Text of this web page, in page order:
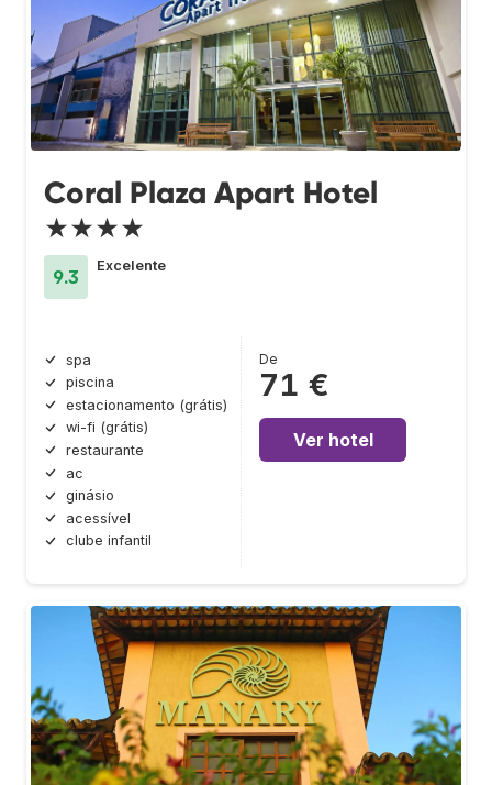
Coral Plaza Apart Hotel
★★★★
9.3
Excelente
spa
piscina
estacionamento (grátis)
wi-fi (grátis)
restaurante
ac
ginásio
acessível
clube infantil
De
71 €
Ver hotel